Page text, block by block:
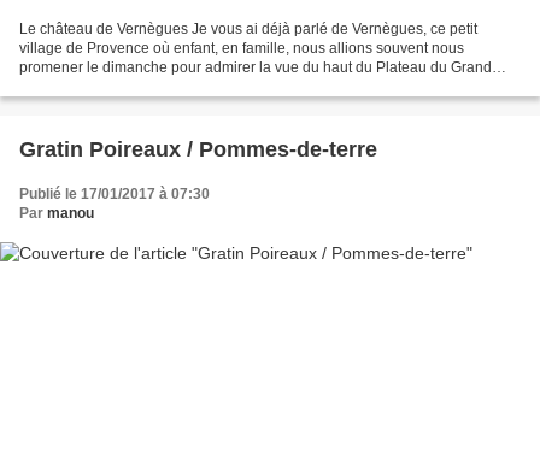
Le château de Vernègues Je vous ai déjà parlé de Vernègues, ce petit
village de Provence où enfant, en famille, nous allions souvent nous
promener le dimanche pour admirer la vue du haut du Plateau du Grand
Gratin Poireaux / Pommes-de-terre
Publié le 17/01/2017 à 07:30
Par manou